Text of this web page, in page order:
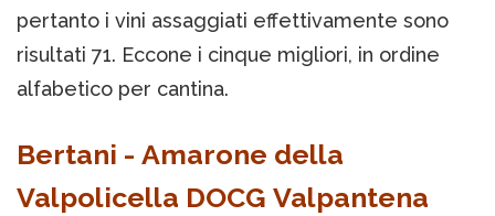
pertanto i vini assaggiati effettivamente sono
risultati 71. Eccone i cinque migliori, in ordine
alfabetico per cantina.
Bertani - Amarone della
Valpolicella DOCG Valpantena